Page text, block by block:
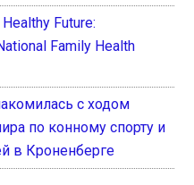
Future:
Family Health
с ходом
по конному спорту и
в Кроненберге